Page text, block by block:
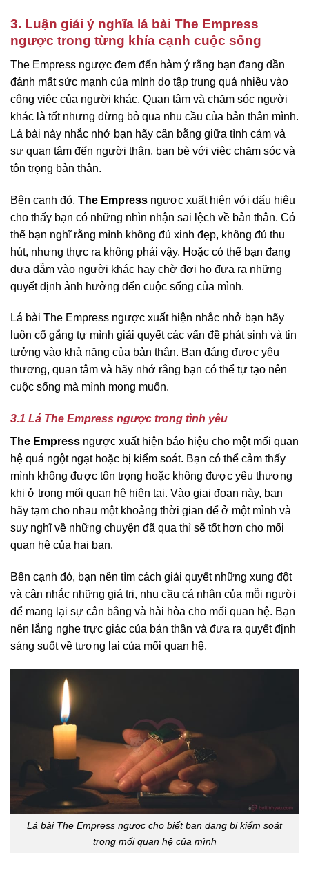
3. Luận giải ý nghĩa lá bài The Empress
ngược trong từng khía cạnh cuộc sống
The Empress ngược đem đến hàm ý rằng bạn đang dần
đánh mất sức mạnh của mình do tập trung quá nhiều vào
công việc của người khác. Quan tâm và chăm sóc người
khác là tốt nhưng đừng bỏ qua nhu cầu của bản thân mình.
Lá bài này nhắc nhở bạn hãy cân bằng giữa tình cảm và
sự quan tâm đến người thân, bạn bè với việc chăm sóc và
tôn trọng bản thân.
Bên cạnh đó, The Empress ngược xuất hiện với dấu hiệu
cho thấy bạn có những nhìn nhận sai lệch về bản thân. Có
thể bạn nghĩ rằng mình không đủ xinh đẹp, không đủ thu
hút, nhưng thực ra không phải vậy. Hoặc có thể bạn đang
dựa dẫm vào người khác hay chờ đợi họ đưa ra những
quyết định ảnh hưởng đến cuộc sống của mình.
Lá bài The Empress ngược xuất hiện nhắc nhở bạn hãy
luôn cố gắng tự mình giải quyết các vấn đề phát sinh và tin
tưởng vào khả năng của bản thân. Bạn đáng được yêu
thương, quan tâm và hãy nhớ rằng bạn có thể tự tạo nên
cuộc sống mà mình mong muốn.
3.1 Lá The Empress ngược trong tình yêu
The Empress ngược xuất hiện báo hiệu cho một mối quan
hệ quá ngột ngạt hoặc bị kiểm soát. Bạn có thể cảm thấy
mình không được tôn trọng hoặc không được yêu thương
khi ở trong mối quan hệ hiện tại. Vào giai đoạn này, bạn
hãy tạm cho nhau một khoảng thời gian để ở một mình và
suy nghĩ về những chuyện đã qua thì sẽ tốt hơn cho mối
quan hệ của hai bạn.
Bên cạnh đó, bạn nên tìm cách giải quyết những xung đột
và cân nhắc những giá trị, nhu cầu cá nhân của mỗi người
để mang lại sự cân bằng và hài hòa cho mối quan hệ. Bạn
nên lắng nghe trực giác của bản thân và đưa ra quyết định
sáng suốt về tương lai của mối quan hệ.
Lá bài The Empress ngược cho biết bạn đang bị kiểm soát
trong mối quan hệ của mình